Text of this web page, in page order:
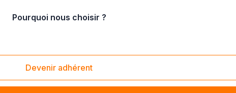
Pourquoi nous choisir ?
Devenir adhérent